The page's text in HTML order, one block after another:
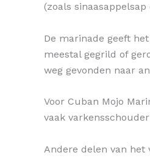
(zoals
De marinade geeft
meestal gegrild of
weg gevonden naar
Voor Cuban Mojo
vaak
Andere delen van het